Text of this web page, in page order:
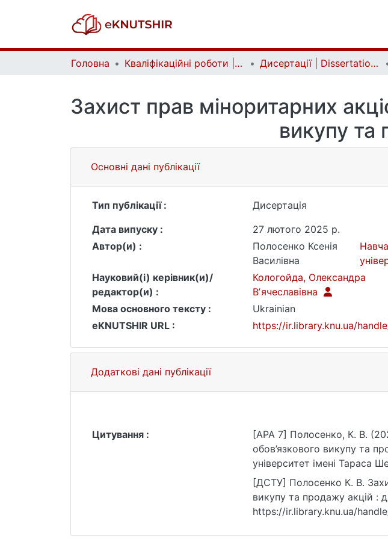
Головна Кваліфікаційні роботи | Qualifying works Дисертації | Dissertations
Захист прав міноритарних
викупу та
Основні дані публікації
Тип публікації :
Дисертація
Дата випуску :
27 лютого 2025 р.
Автор(и) :
Полосенко Ксенія
Василівна
Науковий(і) керівник(и)/
редактор(и) :
Кологойда, Олександра
Вʼячеславівна
Мова основного тексту :
Ukrainian
eKNUTSHIR URL :
https://ir.library.knu.ua/
Додаткові дані публікації
Цитування :
[APA 7] Полосенко, К. В.
обов’язкового викупу та
університет імені Тараса
[ДСТУ] Полосенко К. В.
викупу та продажу акцій :
https://ir.library.knu.ua/